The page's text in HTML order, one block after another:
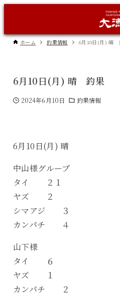
ホーム 釣果情報 6月10日(月) 晴
6月10日(月) 晴 釣果
2024年6月10日 釣果情報
6月10日(月) 晴
中山様グループ
タイ ２１
ヤズ ２
シマアジ ３
カンパチ ４
山下様
タイ ６
ヤズ １
カンパチ ２